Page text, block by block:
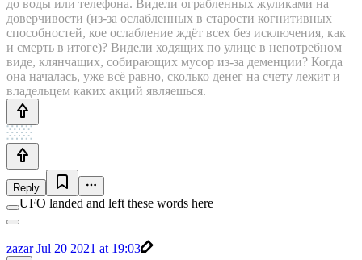
до воды или телефона. Видели ограбленных жуликами на
доверчивости (из-за ослабленных в старости когнитивных
способностей, кое ослабление ждёт всех без исключения, как
и смерть в итоге)? Видели ходящих по улице в непотребном
виде, клянчащих, собирающих мусор из-за деменции? Когда
она началась, уже всё равно, сколько денег на счету лежит и
владельцем каких акций являешься.
Reply
UFO landed and left these words here
zazarJul 20 2021 at 19:03